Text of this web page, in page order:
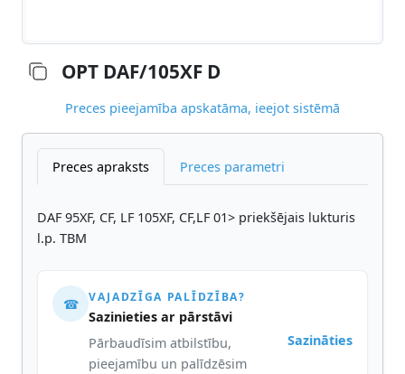
OPT DAF/105XF D
Preces pieejamība apskatāma, ieejot sistēmā
Preces apraksts Preces parametri
DAF 95XF, CF, LF 105XF, CF,LF 01> priekšējais lukturis
l.p. TBM
☎ VAJADZĪGA PALĪDZĪBA?
Sazinieties ar pārstāvi
Pārbaudīsim atbilstību,
pieejamību un palīdzēsim
Sazināties